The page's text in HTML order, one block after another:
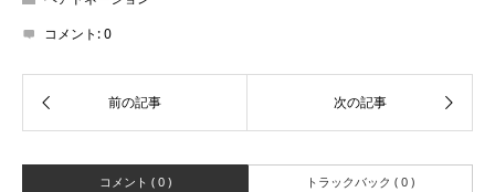
コメント:0
コメント ( 0 ) トラックバック ( 0 )